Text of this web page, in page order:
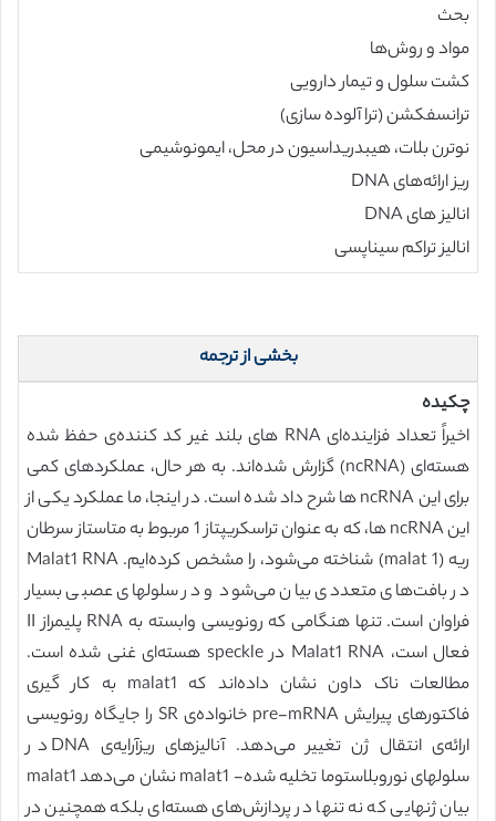
بحث
مواد و روش‌ها
کشت سلول و تیمار دارویی
ترانسفکشن (ترا آلوده سازی)
نوترن بلات، هیبدریداسیون در محل، ایمونوشیمی
ریز ارائه‌های DNA
انالیز های DNA
انالیز تراکم سیناپسی
بخشی از ترجمه
چکیده
اخیراً تعداد فزاینده‌ای RNA های بلند غیر کد کننده‌ی حفظ شده
هسته‌ای (ncRNA) گزارش شده‌اند. به هر حال، عملکردهای کمی
برای این ncRNA ها شرح داد شده است. در اینجا، ما عملکرد یکی از
این ncRNA ها، که به عنوان تراسکریپتاز 1 مربوط به متاستاز سرطان
ریه (malat 1) شناخته می‌شود، را مشخص کرده‌ایم. Malat1 RNA
در بافت‌های متعددی بیان می‌شود و در سلولهای عصبی بسیار
فراوان است. تنها هنگامی که رونویسی وابسته به RNA پلیمراز II
فعال است، Malat1 RNA در speckle هسته‌ای غنی شده است.
مطالعات ناک داون نشان داده‌اند که malat1 به کار گیری
فاکتورهای پیرایش pre-mRNA خانواده‌ی SR را جایگاه رونویسی
ارائه‌ی انتقال ژن تغییر می‌دهد. آنالیزهای ریزآرایه‌ی DNA در
سلولهای نوروبلاستوما تخلیه شده- malat1 نشان می‌دهد malat1
بیان ژنهایی که نه تنها در پردازش‌های هسته‌ای بلکه همچنین در